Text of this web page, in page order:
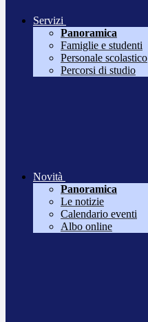
Servizi
Panoramica
Famiglie e studenti
Personale scolastico
Percorsi di studio
Novità
Panoramica
Le notizie
Calendario eventi
Albo online